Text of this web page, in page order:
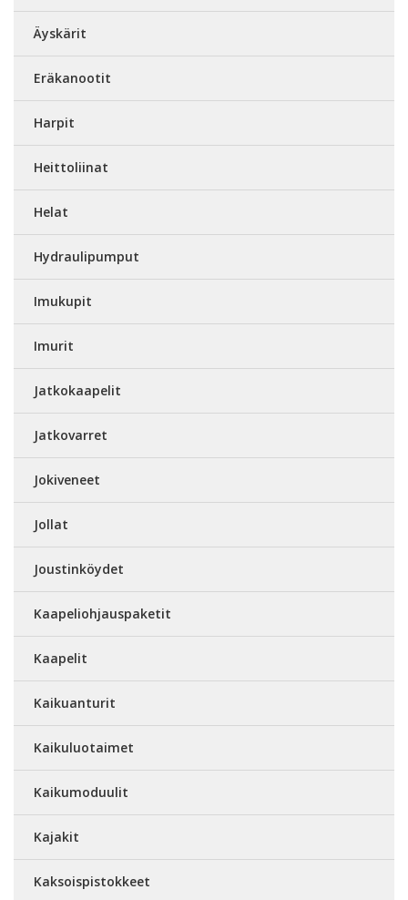
Äyskärit
Eräkanootit
Harpit
Heittoliinat
Helat
Hydraulipumput
Imukupit
Imurit
Jatkokaapelit
Jatkovarret
Jokiveneet
Jollat
Joustinköydet
Kaapeliohjauspaketit
Kaapelit
Kaikuanturit
Kaikuluotaimet
Kaikumoduulit
Kajakit
Kaksoispistokkeet